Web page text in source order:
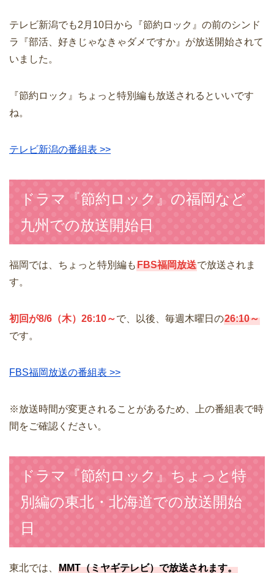
テレビ新潟でも2月10日から『節約ロック』の前のシンド
ラ『部活、好きじゃなきゃダメですか』が放送開始されて
いました。
『節約ロック』ちょっと特別編も放送されるといいです
ね。
テレビ新潟の番組表 >>
ドラマ『節約ロック』の福岡など
九州での放送開始日
福岡では、ちょっと特別編もFBS福岡放送で放送されま
す。
初回が8/6（木）26:10～で、以後、毎週木曜日の26:10～
です。
FBS福岡放送の番組表 >>
※放送時間が変更されることがあるため、上の番組表で時
間をご確認ください。
ドラマ『節約ロック』ちょっと特
別編の東北・北海道での放送開始
日
東北では、 MMT（ミヤギテレビ）で放送されます。